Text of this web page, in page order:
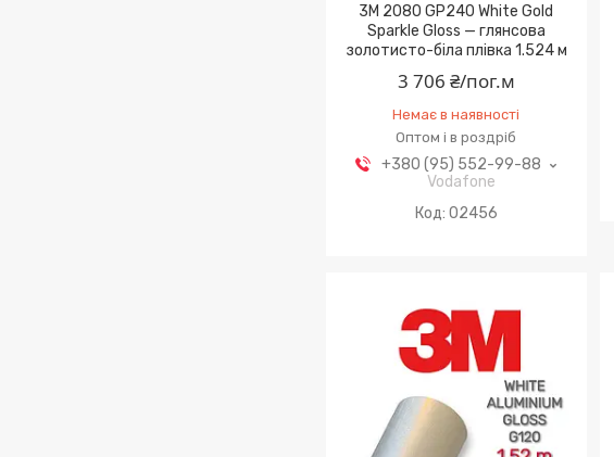
3M 2080 GP240 White Gold
Sparkle Gloss — глянсова
золотисто-біла плівка 1.524 м
3 706 ₴/пог.м
Немає в наявності
Оптом і в роздріб
+380 (95) 552-99-88
Vodafone
02456